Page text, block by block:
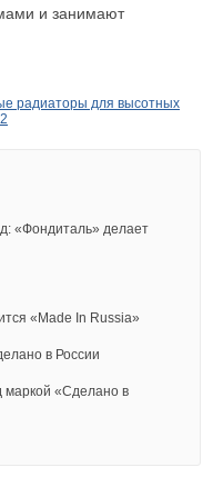
и занимают
радиаторы для высотных
«Фондиталь» делает
«Made In Russia»
в России
маркой «Сделано в